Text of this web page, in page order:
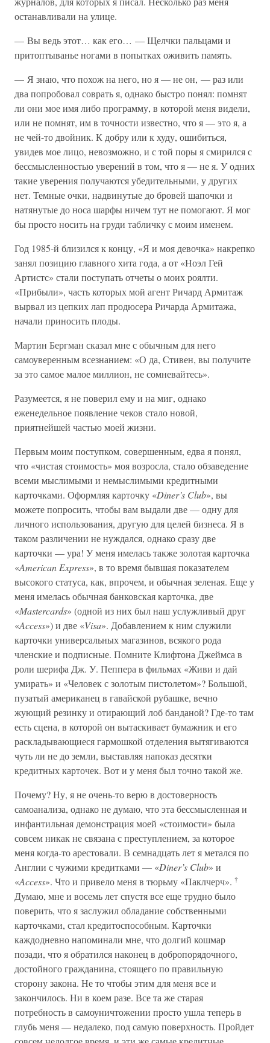
останавливали на улице.
— Вы ведь этот… как его… — Щелчки пальцами и
притоптыванье ногами в попытках оживить память.
— Я знаю, что похож на него, но я — не он, — раз или
два попробовал соврать я, однако быстро понял: помнят
ли они мое имя либо программу, в которой меня видели,
или не помнят, им в точности известно, что я — это я, а
не чей-то двойник. К добру или к худу, ошибиться,
увидев мое лицо, невозможно, и с той поры я смирился с
бессмысленностью уверений в том, что я — не я. У одних
такие уверения получаются убедительными, у других
нет. Темные очки, надвинутые до бровей шапочки и
натянутые до носа шарфы ничем тут не помогают. Я мог
бы просто носить на груди табличку с моим именем.
Год 1985-й близился к концу, «Я и моя девочка» накрепко
занял позицию главного хита года, а от «Ноэл Гей
Артистс» стали поступать отчеты о моих роялти.
«Прибыли», часть которых мой агент Ричард Армитаж
вырвал из цепких лап продюсера Ричарда Армитажа,
начали приносить плоды.
Мартин Бергман сказал мне с обычным для него
самоуверенным всезнанием: «О да, Стивен, вы получите
за это самое малое миллион, не сомневайтесь».
Разумеется, я не поверил ему и на миг, однако
еженедельное появление чеков стало новой,
приятнейшей частью моей жизни.
Первым моим поступком, совершенным, едва я понял,
что «чистая стоимость» моя возросла, стало обзаведение
всеми мыслимыми и немыслимыми кредитными
карточками. Оформляя карточку «Diner’s Club», вы
можете попросить, чтобы вам выдали две — одну для
личного использования, другую для целей бизнеса. Я в
таком различении не нуждался, однако сразу две
карточки — ура! У меня имелась также золотая карточка
«American Express», в то время бывшая показателем
высокого статуса, как, впрочем, и обычная зеленая. Еще у
меня имелась обычная банковская карточка, две
«Mastercards» (одной из них был наш услужливый друг
«Access») и две «Visa». Добавлением к ним служили
карточки универсальных магазинов, всякого рода
членские и подписные. Помните Клифтона Джеймса в
роли шерифа Дж. У. Пеппера в фильмах «Живи и дай
умирать» и «Человек с золотым пистолетом»? Большой,
пузатый американец в гавайской рубашке, вечно
жующий резинку и отирающий лоб банданой? Где-то там
есть сцена, в которой он вытаскивает бумажник и его
раскладывающиеся гармошкой отделения вытягиваются
чуть ли не до земли, выставляя напоказ десятки
кредитных карточек. Вот и у меня был точно такой же.
Почему? Ну, я не очень-то верю в достоверность
самоанализа, однако не думаю, что эта бессмысленная и
инфантильная демонстрация моей «стоимости» была
совсем никак не связана с преступлением, за которое
меня когда-то арестовали. В семнадцать лет я метался по
Англии с чужими кредитками — «Diner’s Club» и
«Access». Что и привело меня в тюрьму «Паклчерч». †
Думаю, мне и восемь лет спустя все еще трудно было
поверить, что я заслужил обладание собственными
карточками, стал кредитоспособным. Карточки
каждодневно напоминали мне, что долгий кошмар
позади, что я обратился наконец в добропорядочного,
достойного гражданина, стоящего по правильную
сторону закона. Не то чтобы этим для меня все и
закончилось. Ни в коем разе. Все та же старая
потребность в самоуничтожении просто ушла теперь в
глубь меня — недалеко, под самую поверхность. Пройдет